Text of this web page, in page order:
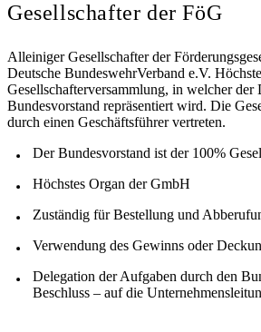
Gesellschafter der FöG
Alleiniger Gesellschafter der
Deutsche BundeswehrVerband e.V.
Gesellschafterversammlung, in welcher
Bundesvorstand repräsentiert wird. Die
durch einen Geschäftsführer vertreten.
Der Bundesvorstand ist der 100%
Höchstes Organ der GmbH
Zuständig für Bestellung und
Verwendung des Gewinns oder
Delegation der Aufgaben durch den
Beschluss – auf die